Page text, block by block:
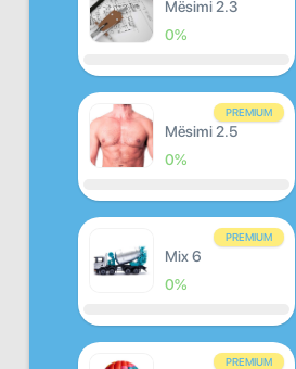
Mësimi 2.3
0%
PREMIUM
Mësimi 2.5
0%
PREMIUM
Mix 6
0%
PREMIUM